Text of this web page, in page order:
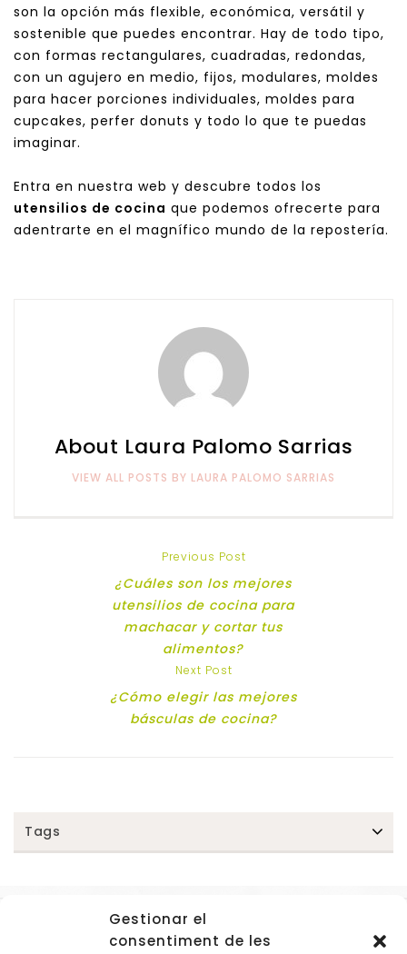
Gestionar el
consentiment de les
son la opción más flexible, económica, versátil y
sostenible que puedes encontrar. Hay de todo tipo,
con formas rectangulares, cuadradas, redondas,
con un agujero en medio, fijos, modulares, moldes
para hacer porciones individuales, moldes para
cupcakes, perfer donuts y todo lo que te puedas
imaginar.
Entra en nuestra web y descubre todos los
utensilios de cocina que podemos ofrecerte para
adentrarte en el magnífico mundo de la repostería.
About Laura Palomo Sarrias
VIEW ALL POSTS BY LAURA PALOMO SARRIAS
Previous Post
¿Cuáles son los mejores
utensilios de cocina para
machacar y cortar tus
alimentos?
Next Post
¿Cómo elegir las mejores
básculas de cocina?
Tags